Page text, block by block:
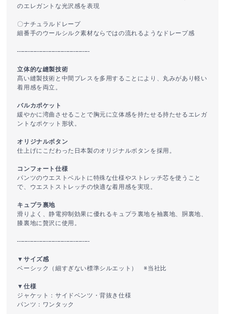
のエレガントな光沢感を表現
〇ナチュラルドレープ
細番手のウールシルク素材ならではの流れるようなドレープ感
----------------------------------------
立体的な縫製技術
髙い縫製技術と中間プレスを多用することにより、丸みがあり軽い
着用感を両立。
バルカポケット
緩やかに湾曲させることで胸元に立体感を持たせる持たせるエレガ
ントなポケット形状。
オリジナルボタン
仕上げにこだわった日本製のオリジナルボタンを採用。
コンフォート仕様
パンツのウエストベルトに特殊な仕様やストレッチ芯を使うこと
で、ウエストストレッチの快適な着用感を実現。
キュプラ裏地
滑りよく、静電抑制効果に優れるキュプラ裏地を袖裏地、胴裏地、
膝裏地に贅沢に使用。
----------------------------------------
▼サイズ感
ベーシック（細すぎない標準シルエット） ※当社比
▼仕様
ジャケット：サイドベンツ・背抜き仕様
パンツ：ワンタック